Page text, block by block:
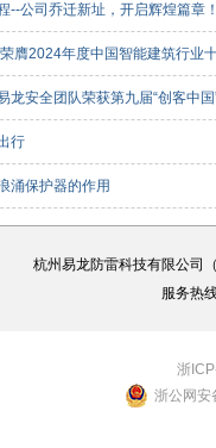
--公司乔迁新址，开启辉煌篇章！
膺2024年度中国智能建筑行业
龙安全团队荣获第九届“创客中
行
涌保护器的作用
杭州易龙防雷科技有限公司
服务热
浙
浙公网